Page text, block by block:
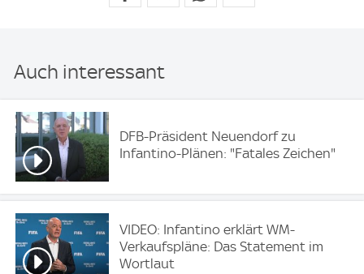
Auch interessant
DFB-Präsident Neuendorf zu
Infantino-Plänen: "Fatales Zeichen"
VIDEO: Infantino erklärt WM-
Verkaufspläne: Das Statement im
Wortlaut